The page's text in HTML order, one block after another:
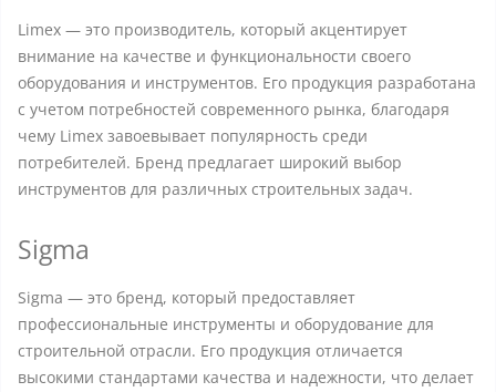
Limex — это производитель, который акцентирует
внимание на качестве и функциональности своего
оборудования и инструментов. Его продукция разработана
с учетом потребностей современного рынка, благодаря
чему Limex завоевывает популярность среди
потребителей. Бренд предлагает широкий выбор
инструментов для различных строительных задач.
Sigma
Sigma — это бренд, который предоставляет
профессиональные инструменты и оборудование для
строительной отрасли. Его продукция отличается
высокими стандартами качества и надежности, что делает